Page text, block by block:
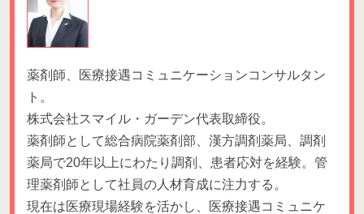
薬剤師、医療接遇コミュニケーションコンサルタン
ト。
株式会社スマイル・ガーデン代表取締役。
薬剤師として総合病院薬剤部、漢方調剤薬局、調剤
薬局で20年以上にわたり調剤、患者応対を経験。管
理薬剤師として社員の人材育成に注力する。
現在は医療現場経験を活かし、医療接遇コミュニケ